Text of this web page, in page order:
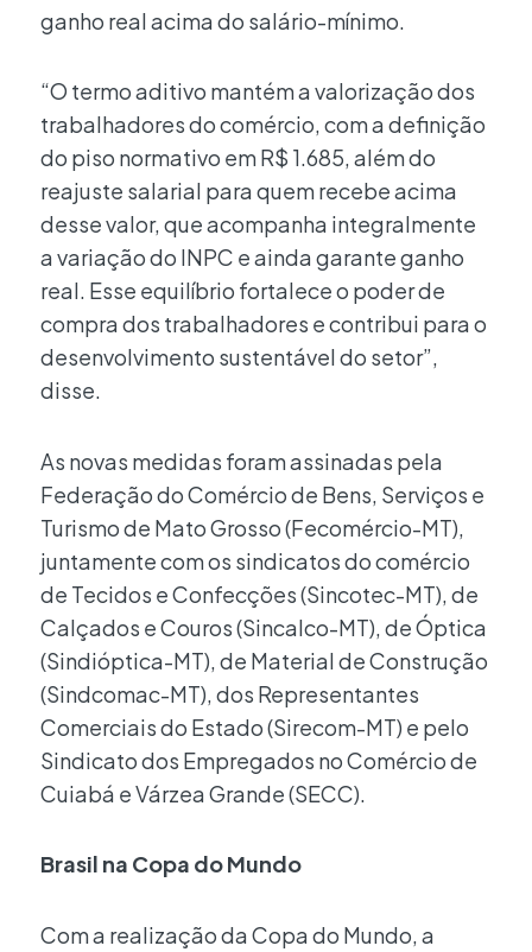
ganho real acima do salário-mínimo.
“O termo aditivo mantém a valorização dos
trabalhadores do comércio, com a definição
do piso normativo em R$ 1.685, além do
reajuste salarial para quem recebe acima
desse valor, que acompanha integralmente
a variação do INPC e ainda garante ganho
real. Esse equilíbrio fortalece o poder de
compra dos trabalhadores e contribui para o
desenvolvimento sustentável do setor”,
disse.
As novas medidas foram assinadas pela
Federação do Comércio de Bens, Serviços e
Turismo de Mato Grosso (Fecomércio-MT),
juntamente com os sindicatos do comércio
de Tecidos e Confecções (Sincotec-MT), de
Calçados e Couros (Sincalco-MT), de Óptica
(Sindióptica-MT), de Material de Construção
(Sindcomac-MT), dos Representantes
Comerciais do Estado (Sirecom-MT) e pelo
Sindicato dos Empregados no Comércio de
Cuiabá e Várzea Grande (SECC).
Brasil na Copa do Mundo
Com a realização da Copa do Mundo, a